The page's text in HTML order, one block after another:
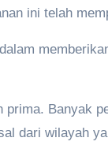
ini telah
Banyak
dari wilayah